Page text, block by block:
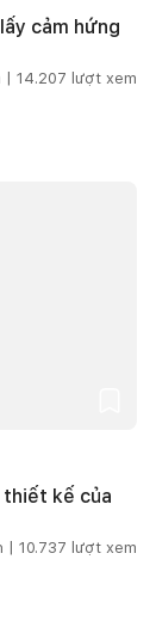
cảm hứng
14.207 lượt xem
kế của
10.737 lượt xem